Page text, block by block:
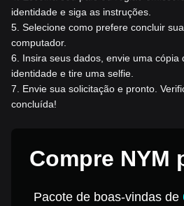
identidade e siga as instruções.
5 Selecione como prefere concluir
computador.
6
Insira seus dados, envie uma cópia
identidade e tire uma selfie.
7
Envie sua solicitação e pronto.
concluída!
Compre NYM
Pacote de boas-vindas de